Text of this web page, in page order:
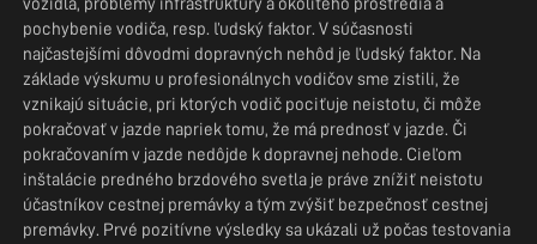
vozidla, problémy infraštruktúry a okolitého prostredia a
pochybenie vodiča, resp. ľudský faktor. V súčasnosti
najčastejšími dôvodmi dopravných nehôd je ľudský faktor. Na
základe výskumu u profesionálnych vodičov sme zistili, že
vznikajú situácie, pri ktorých vodič pociťuje neistotu, či môže
pokračovať v jazde napriek tomu, že má prednosť v jazde. Či
pokračovaním v jazde nedôjde k dopravnej nehode. Cieľom
inštalácie predného brzdového svetla je práve znížiť neistotu
účastníkov cestnej premávky a tým zvýšiť bezpečnosť cestnej
premávky. Prvé pozitívne výsledky sa ukázali už počas testovania